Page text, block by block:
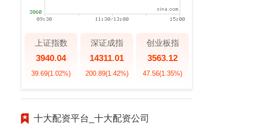
上证指数
3940.04
39.69(1.02%)
深证成指
14311.01
200.89(1.42%)
创业板指
3563.12
47.56(1.35%)
十大配资平台_十大配资公司